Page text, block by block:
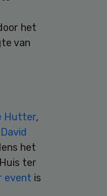
het
van
Hutter,
David
het
ter
event is